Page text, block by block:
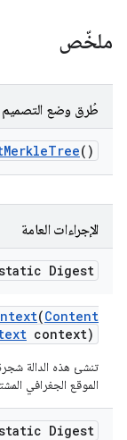
ملخّص
طُرق وضع التصميم
MerkleTree()
الإجراءات العامة
Digest
(Content
context)
الموقع الجغرافي
Digest